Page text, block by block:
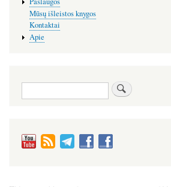
Mūsų išleistos knygos
Kontaktai
Apie
Paieška